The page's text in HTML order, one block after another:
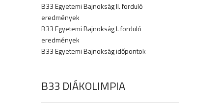
B33 Egyetemi Bajnokság II. forduló
eredmények
B33 Egyetemi Bajnokság I. forduló
eredmények
B33 Egyetemi Bajnokság időpontok
B33 DIÁKOLIMPIA